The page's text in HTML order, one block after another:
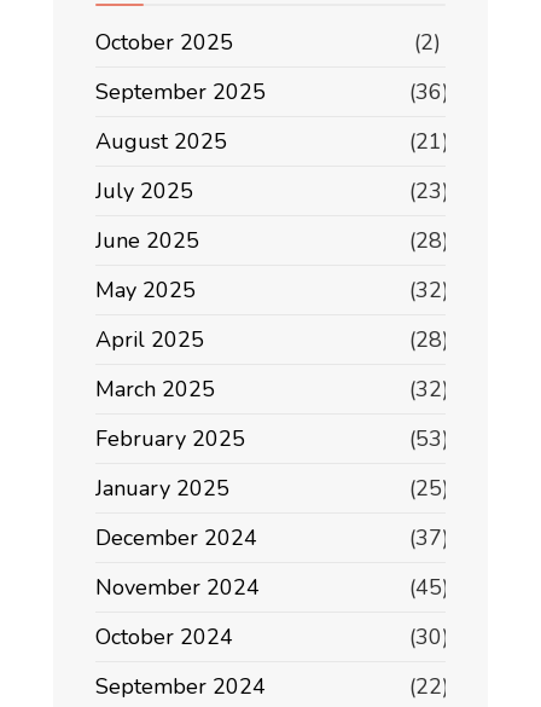
October 2025
(2)
September 2025
(36)
August 2025
(21)
July 2025
(23)
June 2025
(28)
May 2025
(32)
April 2025
(28)
March 2025
(32)
February 2025
(53)
January 2025
(25)
December 2024
(37)
November 2024
(45)
October 2024
(30)
September 2024
(22)